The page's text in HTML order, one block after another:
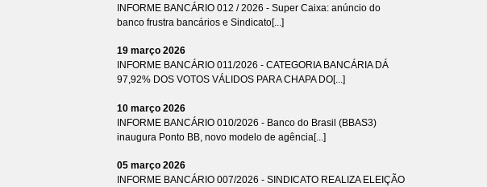
INFORME BANCÁRIO 012 / 2026 - Super Caixa: anúncio do
banco frustra bancários e Sindicato[...]
19 março 2026
INFORME BANCÁRIO 011/2026 - CATEGORIA BANCÁRIA DÁ
97,92% DOS VOTOS VÁLIDOS PARA CHAPA DO[...]
10 março 2026
INFORME BANCÁRIO 010/2026 - Banco do Brasil (BBAS3)
inaugura Ponto BB, novo modelo de agência[...]
05 março 2026
INFORME BANCÁRIO 007/2026 - SINDICATO REALIZA ELEIÇÃO